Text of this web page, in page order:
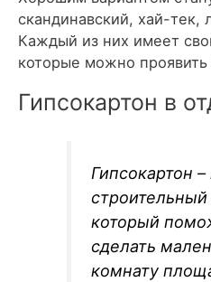
скандинавский, хай-тек,
Каждый из них имеет
которые можно проявить
Гипсокартон в
Гипсокартон
который
сделать
комнату